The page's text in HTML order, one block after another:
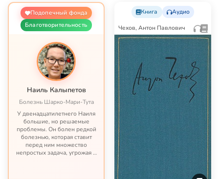
Подопечный фонда
Благотворительность
Наиль Калыпетов
Болезнь Шарко-Мари-Тута
У двенадцатилетнего Наиля
большие, но решаемые
проблемы. Он болен редкой
болезнью, которая ставит
перед ним множество
непростых задача, угрожая в
Книга Аудио
Чехов, Антон Павлович